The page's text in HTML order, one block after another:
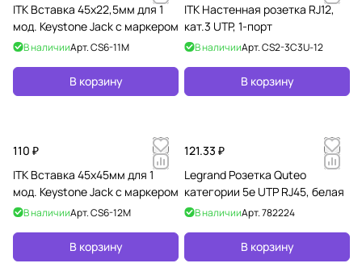
ITK Вставка 45х22,5мм для 1
мод. Keystone Jack с маркером
В наличииАрт.CS6-11M
В корзину
ITK Настенная розетка RJ12,
кат.3 UTP, 1-порт
В наличииАрт.CS2-3C3U-12
В корзину
110 ₽
ITK Вставка 45х45мм для 1
мод. Keystone Jack с маркером
В наличииАрт.CS6-12M
В корзину
121.33 ₽
Legrand Розетка Quteo
категории 5е UTP RJ45, белая
В наличииАрт.782224
В корзину